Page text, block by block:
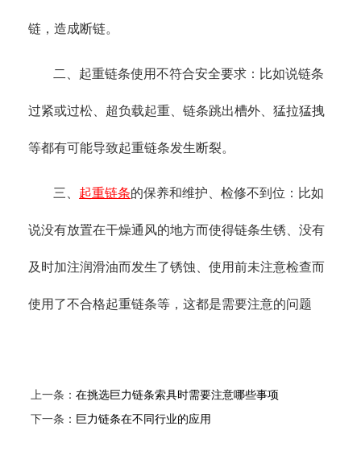
链，造成断链。
二、起重链条使用不符合安全要求：比如说链条
过紧或过松、超负载起重、链条跳出槽外、猛拉猛拽
等都有可能导致起重链条发生断裂。
三、 起重链条的保养和维护、检修不到位：比如
说没有放置在干燥通风的地方而使得链条生锈、没有
及时加注润滑油而发生了锈蚀、使用前未注意检查而
使用了不合格起重链条等，这都是需要注意的问题
上一条：在挑选巨力链条索具时需要注意哪些事项
下一条： 巨力链条在不同行业的应用